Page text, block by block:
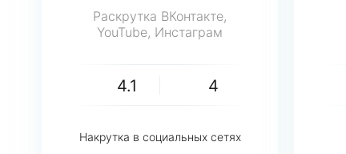
Раскрутка ВКонтакте,
YouTube, Инстаграм
4.1 4
Накрутка в социальных сетях